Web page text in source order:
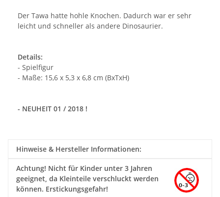
Der Tawa hatte hohle Knochen. Dadurch war er sehr
leicht und schneller als andere Dinosaurier.
Details:
- Spielfigur
- Maße: 15,6 x 5,3 x 6,8 cm (BxTxH)
- NEUHEIT 01 / 2018 !
Hinweise & Hersteller Informationen:
Achtung! Nicht für Kinder unter 3 Jahren
geeignet, da Kleinteile verschluckt werden
können. Erstickungsgefahr!